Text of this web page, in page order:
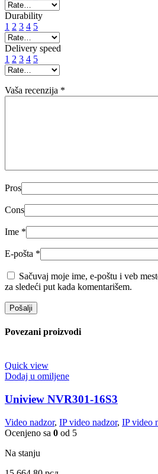
Durability
1 2 3 4 5
Delivery speed
1 2 3 4 5
Vaša recenzija *
Pros
Cons
Ime *
E-pošta *
Sačuvaj moje ime, e-poštu i veb
za sledeći put kada komentarišem.
Povezani proizvodi
Quick view
Dodaj u omiljene
Uniview NVR301-16S3
Video nadzor, IP video nadzor, IP video
Ocenjeno sa 0 od 5
Na stanju